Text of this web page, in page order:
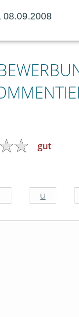
08.09.2008
gut